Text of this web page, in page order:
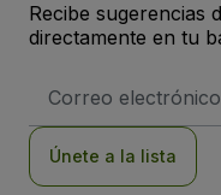
Recibe sugerencias
directamente en tu
de
Únete a la lista